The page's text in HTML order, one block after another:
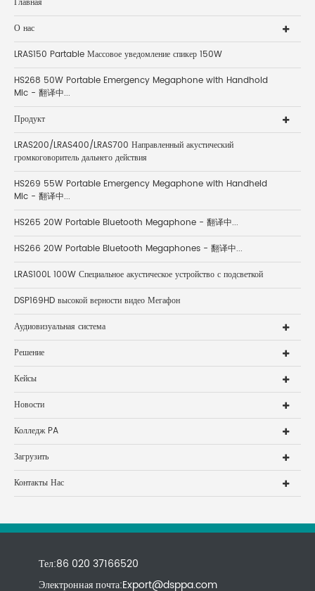
О нас
LRAS150 Partable Массовое уведомление спикер 150W
HS268 50W Portable Emergency Megaphone with Handhold
Mic - 翻译中...
Продукт
LRAS200/LRAS400/LRAS700 Направленный акустический
громкоговоритель дальнего действия
HS269 55W Portable Emergency Megaphone with Handheld
Mic - 翻译中...
HS265 20W Portable Bluetooth Megaphone - 翻译中...
HS266 20W Portable Bluetooth Megaphones - 翻译中...
LRAS100L 100W Специальное акустическое устройство с подсветкой
DSP169HD высокой верности видео Мегафон
Аудиовизуальная система
Решение
Кейсы
Новости
Колледж PA
Загрузить
Контакты Нас
Тел:86 020 37166520
Электронная почта:Export@dsppa.com